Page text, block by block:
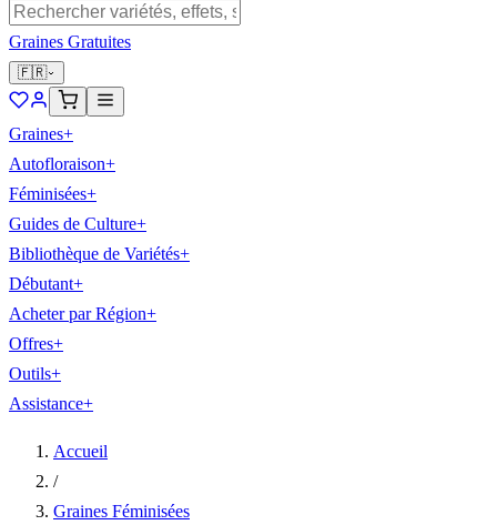
Graines Gratuites
🇫🇷
Graines+
Autofloraison+
Féminisées+
Guides de Culture+
Bibliothèque de Variétés+
Débutant+
Acheter par Région+
Offres+
Outils+
Assistance+
Accueil
/
Graines Féminisées